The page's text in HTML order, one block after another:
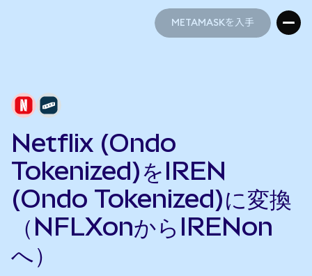
METAMASKを入手
Netflix (Ondo
Tokenized)をIREN
(Ondo Tokenized)に変換
（NFLXonからIRENon
へ）